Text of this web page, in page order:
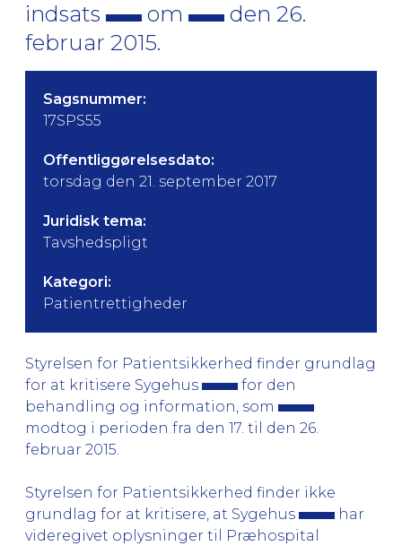
indsats
om
den 26.
februar 2015.
Sagsnummer:
17SPS55
Offentliggørelsesdato:
torsdag den 21. september 2017
Juridisk tema:
Tavshedspligt
Kategori:
Patientrettigheder
Styrelsen for Patientsikkerhed finder grundlag
for at kritisere Sygehus
for den
behandling og information, som
modtog i perioden fra den 17. til den 26.
februar 2015.
Styrelsen for Patientsikkerhed finder ikke
grundlag for at kritisere, at Sygehus
har
videregivet oplysninger til Præhospital